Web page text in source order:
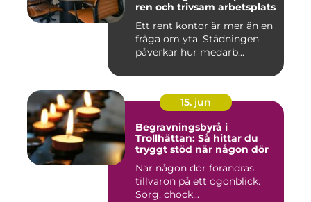
ren och trivsam arbetsplats
Ett rent kontor är mer än en
fråga om yta. Städningen
påverkar hur medarb...
15. jun
Begravningsbyrå i
Trollhättan: Så hittar du
tryggt stöd när någon dör
När någon dör förändras
tillvaron på ett ögonblick.
Sorg, chock...